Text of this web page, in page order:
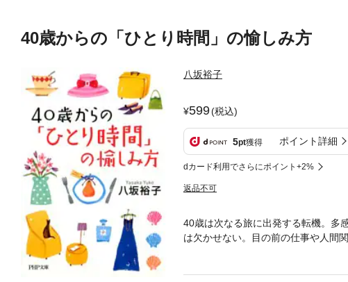
40歳からの「ひとり時間」の愉しみ方
八坂裕子
599(税込)
5pt獲得 ポイント詳細
dカード利用でさらにポイント+2%
返品不可
40歳は次なる旅に出発する転機。多
は欠かせない。目の前の仕事や人間
「食べもの」「着るもの」「香り」